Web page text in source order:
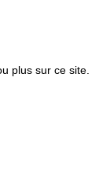
plus sur ce site.